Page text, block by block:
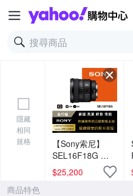
隱藏
相同
規格
【Sony索尼】
SEL16F18G 大
光圈超廣角定焦
鏡 (公司貨 保固
$25,200
商品特色